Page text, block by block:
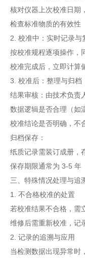
核对仪器上次校准日期
检查标准物质的有效性
2. 校准中：实时记录与
按校准规程逐项操作，
校准完成后，立即计算
3. 校准后：整理与归档
结果审核：由技术负责
数据逻辑是否合理（如
校准结论是否明确，不
归档保存：
纸质记录需装订成册，
保存期限通常为 3-5 年
三、特殊情况处理与追
1. 不合格校准的处置
若校准结果不合格，需
维修后需重新校准，记
2. 记录的追溯与应用
当检测数据出现异常时